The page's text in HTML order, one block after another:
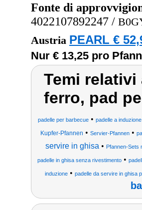
Fonte di
4022107892247 /
Austria PEARL €
Nur € 13,25 pro
Temi
ferro, pad
padelle per barbecue• padelle a induzione
Kupfer-Pfannen • Servier-Pfannen•
servire in ghisa • Pfannen-Sets
padelle in ghisa senza rivestimento •
induzione• padelle da servire in ghisa